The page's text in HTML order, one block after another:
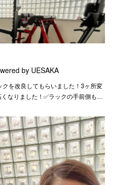
by UESAKA
を改良してもらいました！3ヶ所変
なりました！✅ラックの手前側も…